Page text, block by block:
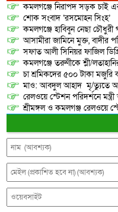
কমলগঞ্জে নিরাপদ সড়ক চাই
শোক সংবাদ ‘রসমোহন সিংহ’
কমলগঞ্জে হাবিবুন নেছা চৌধুরী
আসামীরা জামিনে মুক্ত, বাদীর
সফাত আলী সিনিয়র ফাজিল
কমলগঞ্জে তরুণীকে শ্লী/
চা শ্রমিকদের ৫০০ টাকা মজুরি
মাও: আবদুল আহাদ মৃ/ত্যুতে
রেলওয়ে স্টেশন পরিদর্শনে
শ্রীমঙ্গল ও কমলগঞ্জ রেলওয়ে